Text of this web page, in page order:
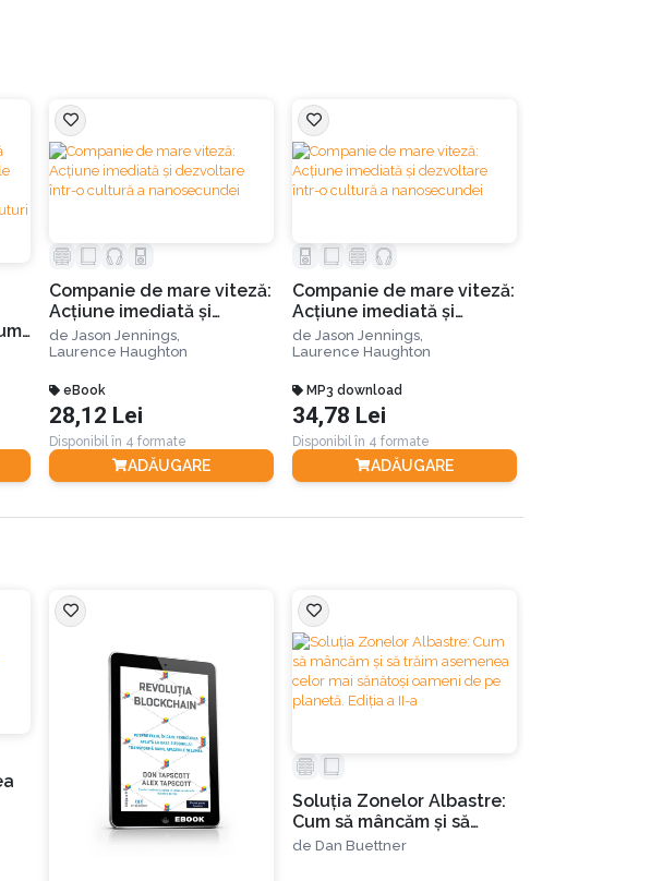
Companie de mare viteză:
Acțiune imediată și
dezvoltare într-o cultură
a nanosecundei
de Jason Jennings,
Laurence Haughton
eBook
28,12 Lei
Disponibil în 4 formate
ADĂUGARE
Companie de mare viteză:
Acțiune imediată și
dezvoltare într-o cultură
a nanosecundei
de Jason Jennings,
Laurence Haughton
MP3 download
34,78 Lei
Disponibil în 4 formate
ADĂUGARE
Soluția Zonelor Albastre:
Cum să mâncăm și să
trăim asemenea celor mai
de Dan Buettner